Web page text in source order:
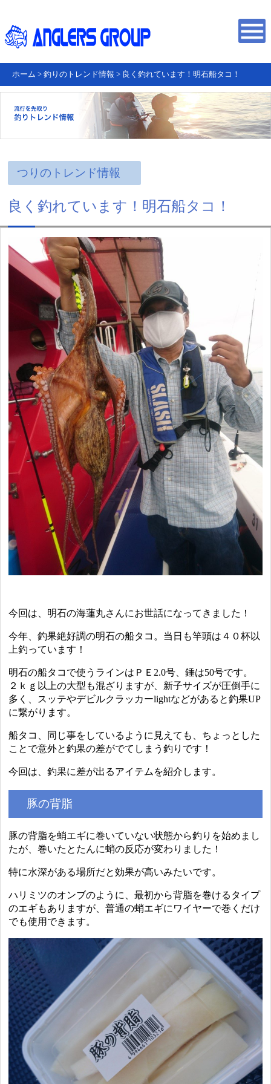
ホーム > 釣りのトレンド情報 > 良く釣れています！明石船タコ！
つりのトレンド情報
良く釣れています！明石船タコ！
今回は、明石の海蓮丸さんにお世話になってきました！
今年、釣果絶好調の明石の船タコ。当日も竿頭は４０杯以
上釣っています！
明石の船タコで使うラインはＰＥ2.0号、錘は50号です。
２ｋｇ以上の大型も混ざりますが、新子サイズが圧倒手に
多く、スッテやデビルクラッカーlightなどがあると釣果UP
に繋がります。
船タコ、同じ事をしているように見えても、ちょっとした
ことで意外と釣果の差がでてしまう釣りです！
今回は、釣果に差が出るアイテムを紹介します。
豚の背脂
豚の背脂を蛸エギに巻いていない状態から釣りを始めまし
たが、巻いたとたんに蛸の反応が変わりました！
特に水深がある場所だと効果が高いみたいです。
ハリミツのオンブのように、最初から背脂を巻けるタイプ
のエギもありますが、普通の蛸エギにワイヤーで巻くだけ
でも使用できます。